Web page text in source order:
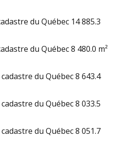
du Québec 14 885.3
du Québec 8 480.0 m²
du Québec 8 643.4
du Québec 8 033.5
du Québec 8 051.7